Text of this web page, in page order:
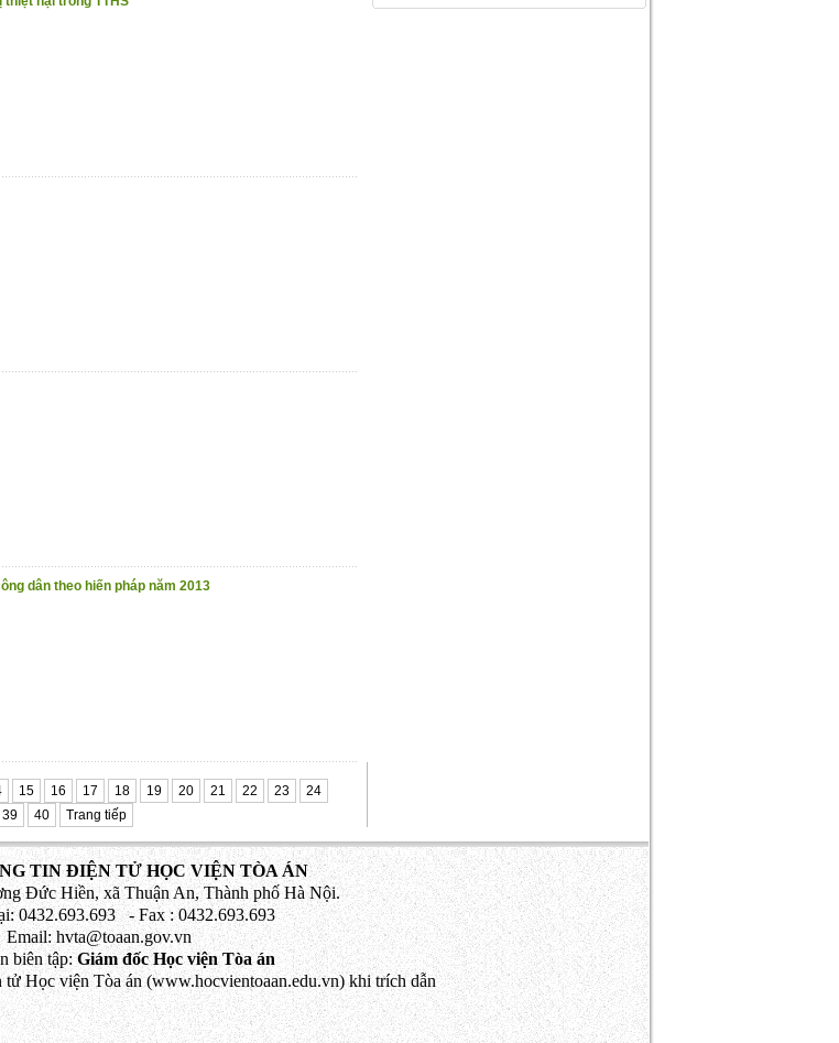
dân theo hiến pháp năm 2013
15 16 17 18 19 20 21 22 23
24
39 40 Trang tiếp
TIN ĐIỆN TỬ HỌC VIỆN TÒA ÁN
Đức Hiền, xã Thuận An, Thành phố Hà Nội.
0432.693.693 - Fax : 0432.693.693
Email: hvta@toaan.gov.vn
biên tập:Giám đốc Học viện Tòa án
Học viện Tòa án (www.hocvientoaan.edu.vn) khi trích dẫn